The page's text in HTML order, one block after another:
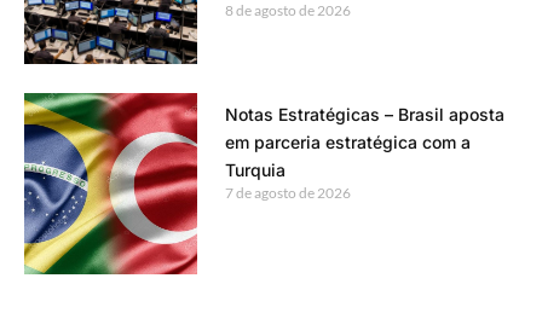
8 de agosto de 2026
Notas Estratégicas – Brasil aposta
em parceria estratégica com a
Turquia
7 de agosto de 2026